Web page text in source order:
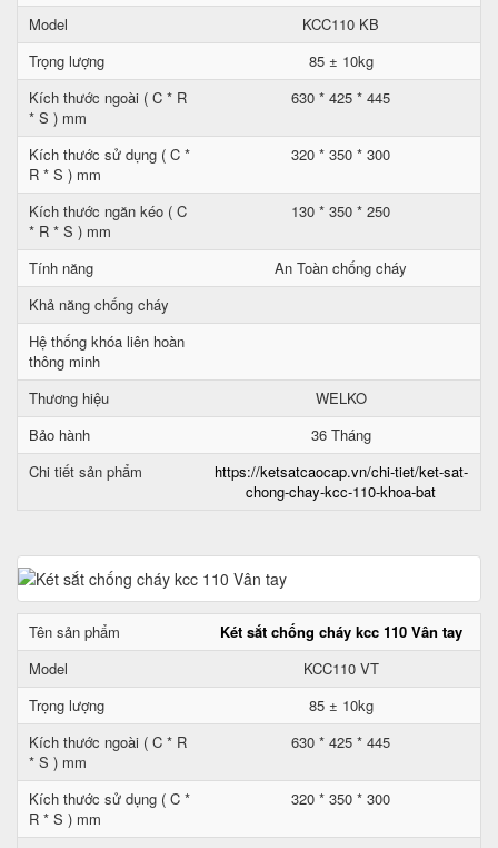
Model
KCC110 KB
Trọng lượng
85 ± 10kg
Kích thước ngoài ( C * R
* S ) mm
630 * 425 * 445
Kích thước sử dụng ( C *
R * S ) mm
320 * 350 * 300
Kích thước ngăn kéo ( C
* R * S ) mm
130 * 350 * 250
Tính năng
An Toàn chống cháy
Khả năng chống cháy
Hệ thống khóa liên hoàn
thông minh
Thương hiệu
WELKO
Bảo hành
36 Tháng
Chi tiết sản phẩm
https://ketsatcaocap.vn/chi-tiet/ket-sat-
chong-chay-kcc-110-khoa-bat
Tên sản phẩm
Két sắt chống cháy kcc 110 Vân tay
Model
KCC110 VT
Trọng lượng
85 ± 10kg
Kích thước ngoài ( C * R
* S ) mm
630 * 425 * 445
Kích thước sử dụng ( C *
R * S ) mm
320 * 350 * 300